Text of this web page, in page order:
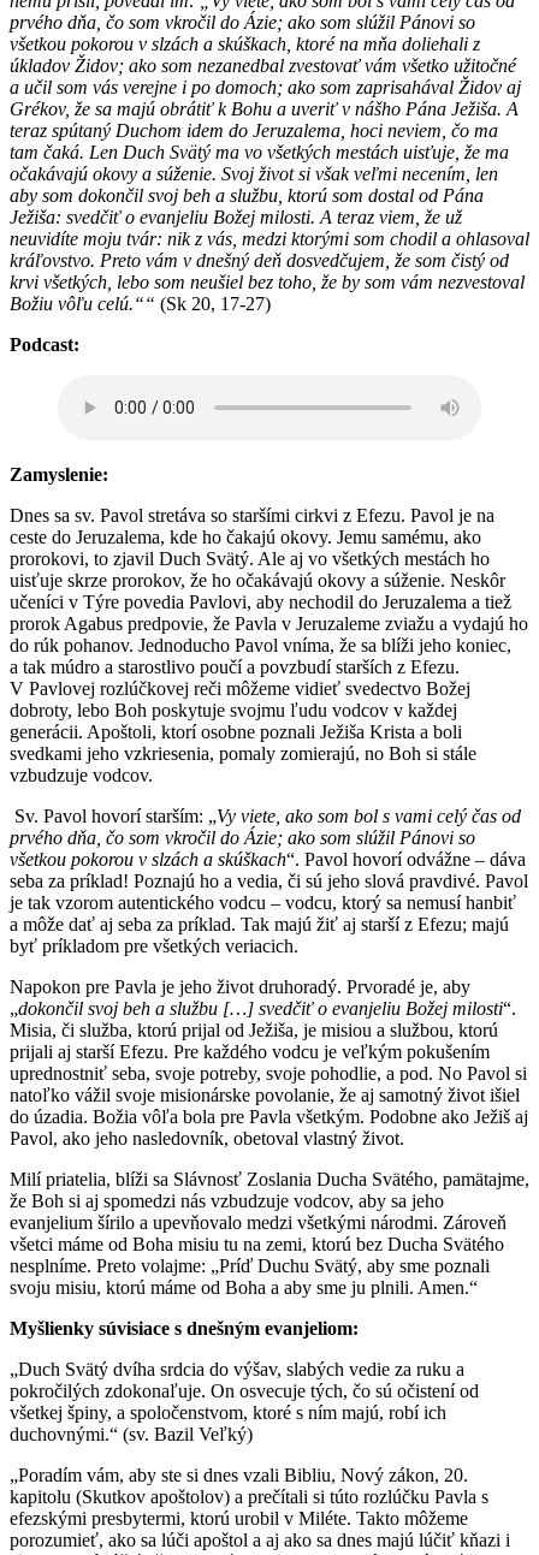
prvého dňa, čo som vkročil do Ázie; ako som slúžil Pánovi so
všetkou pokorou v slzách a skúškach, ktoré na mňa doliehali z
úkladov Židov; ako som nezanedbal zvestovať vám všetko užitočné
a učil som vás verejne i po domoch; ako som zaprisahával Židov aj
Grékov, že sa majú obrátiť k Bohu a uveriť v nášho Pána Ježiša. A
teraz spútaný Duchom idem do Jeruzalema, hoci neviem, čo ma
tam čaká. Len Duch Svätý ma vo všetkých mestách uisťuje, že ma
očakávajú okovy a súženie. Svoj život si však veľmi necením, len
aby som dokončil svoj beh a službu, ktorú som dostal od Pána
Ježiša: svedčiť o evanjeliu Božej milosti. A teraz viem, že už
neuvidíte moju tvár: nik z vás, medzi ktorými som chodil a ohlasoval
kráľovstvo. Preto vám v dnešný deň dosvedčujem, že som čistý od
krvi všetkých, lebo som neušiel bez toho, že by som vám nezvestoval
Božiu vôľu celú.““ (Sk 20, 17-27)
Podcast:
Zamyslenie:
Dnes sa sv. Pavol stretáva so staršími cirkvi z Efezu. Pavol je na
ceste do Jeruzalema, kde ho čakajú okovy. Jemu samému, ako
prorokovi, to zjavil Duch Svätý. Ale aj vo všetkých mestách ho
uisťuje skrze prorokov, že ho očakávajú okovy a súženie. Neskôr
učeníci v Týre povedia Pavlovi, aby nechodil do Jeruzalema a tiež
prorok Agabus predpovie, že Pavla v Jeruzaleme zviažu a vydajú ho
do rúk pohanov. Jednoducho Pavol vníma, že sa blíži jeho koniec,
a tak múdro a starostlivo poučí a povzbudí starších z Efezu.
V Pavlovej rozlúčkovej reči môžeme vidieť svedectvo Božej
dobroty, lebo Boh poskytuje svojmu ľudu vodcov v každej
generácii. Apoštoli, ktorí osobne poznali Ježiša Krista a boli
svedkami jeho vzkriesenia, pomaly zomierajú, no Boh si stále
vzbudzuje vodcov.
Sv. Pavol hovorí starším: „Vy viete, ako som bol s vami celý čas od
prvého dňa, čo som vkročil do Ázie; ako som slúžil Pánovi so
všetkou pokorou v slzách a skúškach“. Pavol hovorí odvážne – dáva
seba za príklad! Poznajú ho a vedia, či sú jeho slová pravdivé. Pavol
je tak vzorom autentického vodcu – vodcu, ktorý sa nemusí hanbiť
a môže dať aj seba za príklad. Tak majú žiť aj starší z Efezu; majú
byť príkladom pre všetkých veriacich.
Napokon pre Pavla je jeho život druhoradý. Prvoradé je, aby
„dokončil svoj beh a službu […] svedčiť o evanjeliu Božej milosti“.
Misia, či služba, ktorú prijal od Ježiša, je misiou a službou, ktorú
prijali aj starší Efezu. Pre každého vodcu je veľkým pokušením
uprednostniť seba, svoje potreby, svoje pohodlie, a pod. No Pavol si
natoľko vážil svoje misionárske povolanie, že aj samotný život išiel
do úzadia. Božia vôľa bola pre Pavla všetkým. Podobne ako Ježiš aj
Pavol, ako jeho nasledovník, obetoval vlastný život.
Milí priatelia, blíži sa Slávnosť Zoslania Ducha Svätého, pamätajme,
že Boh si aj spomedzi nás vzbudzuje vodcov, aby sa jeho
evanjelium šírilo a upevňovalo medzi všetkými národmi. Zároveň
všetci máme od Boha misiu tu na zemi, ktorú bez Ducha Svätého
nesplníme. Preto volajme: „Príď Duchu Svätý, aby sme poznali
svoju misiu, ktorú máme od Boha a aby sme ju plnili. Amen.“
Myšlienky súvisiace s dnešným evanjeliom:
„Duch Svätý dvíha srdcia do výšav, slabých vedie za ruku a
pokročilých zdokonaľuje. On osvecuje tých, čo sú očistení od
všetkej špiny, a spoločenstvom, ktoré s ním majú, robí ich
duchovnými.“ (sv. Bazil Veľký)
„Poradím vám, aby ste si dnes vzali Bibliu, Nový zákon, 20.
kapitolu (Skutkov apoštolov) a prečítali si túto rozlúčku Pavla s
efezskými presbytermi, ktorú urobil v Miléte. Takto môžeme
porozumieť, ako sa lúči apoštol a aj ako sa dnes majú lúčiť kňazi i